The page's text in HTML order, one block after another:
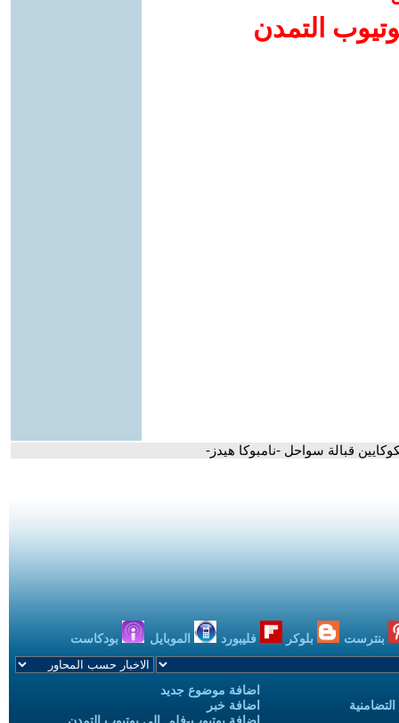
التمدن
قبالة سواحل -نامبوكا هيدز-
بنترست بلوكر فليبورد الموبايل بودكاست
اضافة موضوع جديد
اضافة خبر